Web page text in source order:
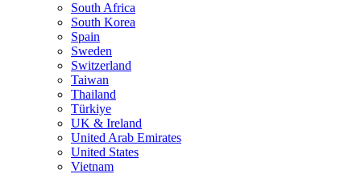
South Africa
South Korea
Spain
Sweden
Switzerland
Taiwan
Thailand
Türkiye
UK & Ireland
United Arab Emirates
United States
Vietnam